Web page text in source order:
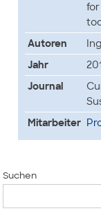
Autoren
Jahr
Journal
Mitarbeiter
Suchen